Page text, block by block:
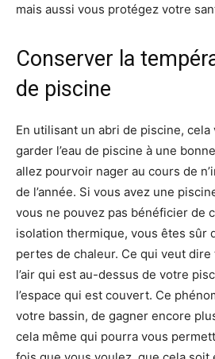
mais aussi vous protégez votre
Conserver la
de piscine
En utilisant un abri de piscine, cela
garder l’eau de piscine à une
allez pourvoir nager au cours de
de l’année. Si vous avez une
vous ne pouvez pas bénéficier de
isolation thermique, vous êtes sûr
pertes de chaleur. Ce qui veut
l’air qui est au-dessus de votre
l’espace qui est couvert. Ce
votre bassin, de gagner encore
cela même qui pourra vous